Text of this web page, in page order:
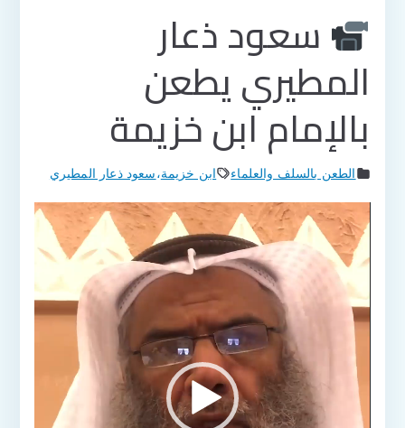
سعود ذعار
المطيري يطعن
بالإمام ابن خزيمة
الطعن بالسلف والعلماء ابن خزيمة،سعود ذعار المطيري
مشغل
الفيديو